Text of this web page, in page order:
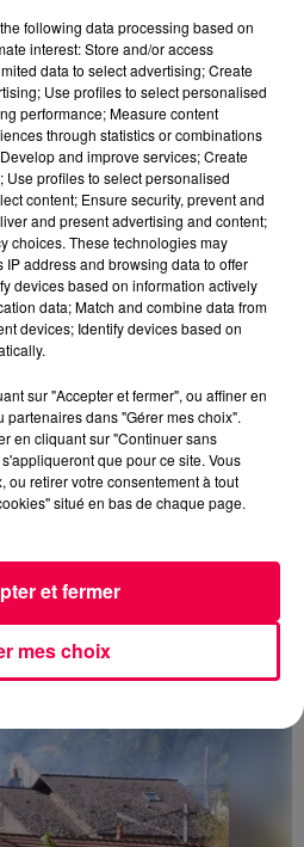
rappelées pour
dans deux assiettes en
2020 et 2022 par Linvosges.
following data processing based on
interest: Store and/or access
data to select advertising; Create
Use profiles to select personalised
performance; Measure content
through statistics or combinations
and improve services; Create
profiles to select personalised
content; Ensure security, prevent and
and present advertising and content;
choices. These technologies may
address and browsing data to offer
devices based on information actively
data; Match and combine data from
devices; Identify devices based on
sur "Accepter et fermer", ou affiner en
dans "Gérer mes choix".
en cliquant sur "Continuer sans
que pour ce site. Vous
ou retirer votre consentement à tout
situé en bas de chaque page.
mes choix
et fermer